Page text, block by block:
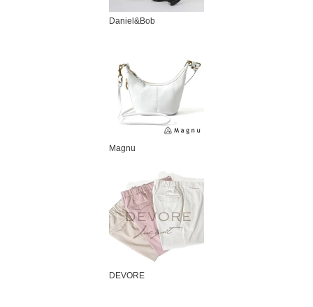
Daniel&Bob
Magnu
DEVORE